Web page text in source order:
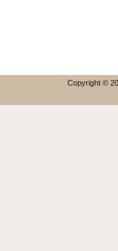
Copyright ©